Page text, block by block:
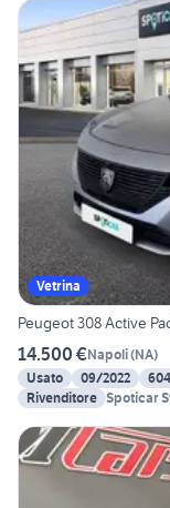
Vetrina
Peugeot 308 Active
14.500 €Napoli(NA)
Usato
09/2022
Rivenditore Spoticar